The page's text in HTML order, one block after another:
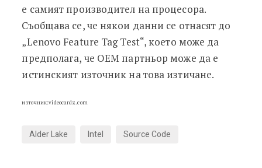
е самият производител на процесора.
Съобщава се, че някои данни се отнасят до
„Lenovo Feature Tag Test“, което може да
предполага, че OEM партньор може да е
истинският източник на това изтичане.
източник:videocardz.com
Alder Lake Intel Source Code